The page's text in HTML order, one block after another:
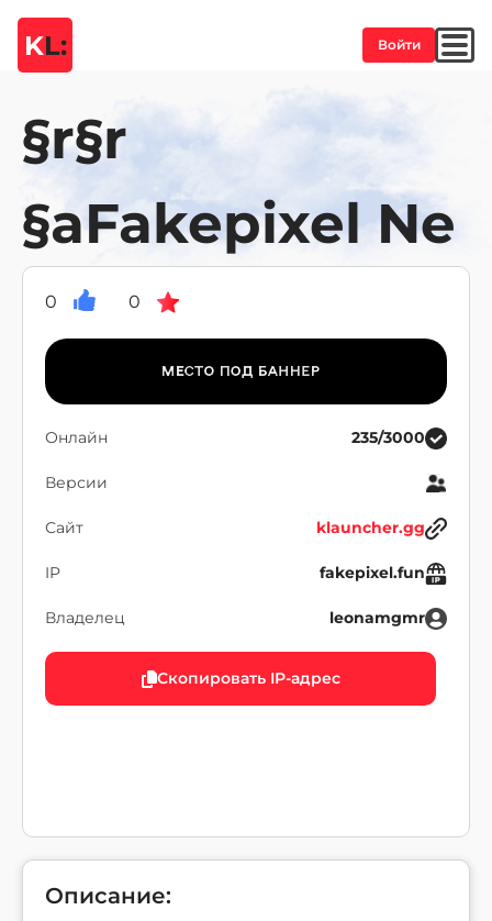
KL: Войти
§r§r
§aFakepixel Ne
0 0
Онлайн 235/3000
Версии
Сайт klauncher.gg
IP fakepixel.fun
Владелец leonamgmr
Скопировать IP-адрес
Описание: